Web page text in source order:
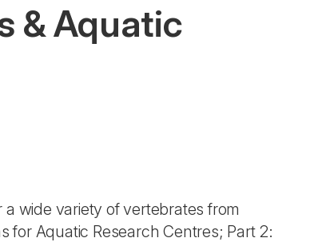
& Aquatic
wide variety of vertebrates from
for Aquatic Research Centres; Part 2: